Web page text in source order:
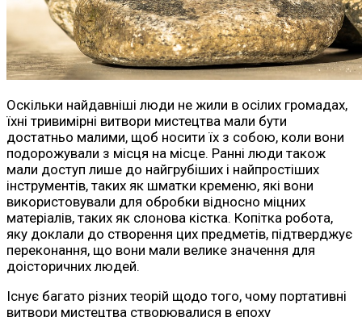
Оскільки найдавніші люди не жили в осілих громадах,
їхні тривимірні витвори мистецтва мали бути
достатньо малими, щоб носити їх з собою, коли вони
подорожували з місця на місце. Ранні люди також
мали доступ лише до найгрубіших і найпростіших
інструментів, таких як шматки кременю, які вони
використовували для обробки відносно міцних
матеріалів, таких як слонова кістка. Копітка робота,
яку доклали до створення цих предметів, підтверджує
переконання, що вони мали велике значення для
доісторичних людей.
Існує багато різних теорій щодо того, чому портативні
витвори мистецтва створювалися в епоху